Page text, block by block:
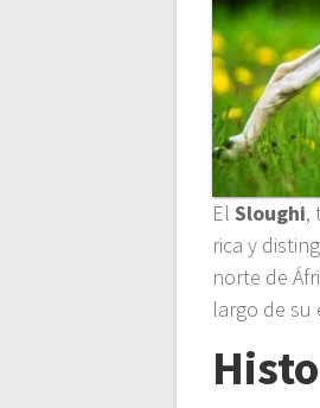
ElSloughi,
rica y
norte de
largo de su